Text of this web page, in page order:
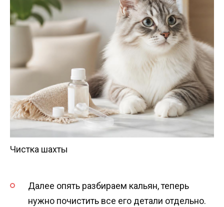
Чистка шахты
Далее опять разбираем кальян, теперь
нужно почистить все его детали отдельно.